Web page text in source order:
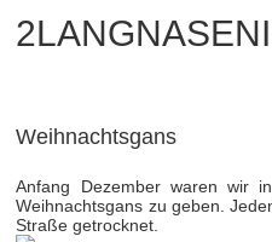
Weihnachtsgans
Anfang Dezember waren wir
Weihnachtsgans zu geben.
Straße getrocknet.